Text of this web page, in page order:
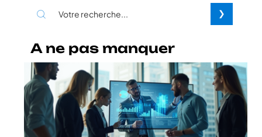
A ne pas manquer